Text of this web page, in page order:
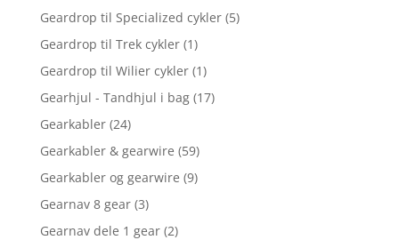
Geardrop til Specialized cykler (5)
Geardrop til Trek cykler (1)
Geardrop til Wilier cykler (1)
Gearhjul - Tandhjul i bag (17)
Gearkabler (24)
Gearkabler & gearwire (59)
Gearkabler og gearwire (9)
Gearnav 8 gear (3)
Gearnav dele 1 gear (2)